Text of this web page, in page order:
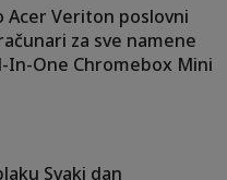
Acer Veriton poslovni
za sve namene
In-One Chromebox Mini
Svaki dan